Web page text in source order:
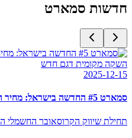
חדשות סמארט
השקה מקומית דגם חדש
2025-12-15
סמארט #5 החדשה בישראל: מחיר החל מ-219,990 ש"ח
תחילת שיווק הקרוסאובר